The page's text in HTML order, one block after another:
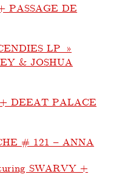
PASSAGE DE
LP »
& JOSHUA
DEEAT PALACE
# 121 – ANNA
SWARVY +